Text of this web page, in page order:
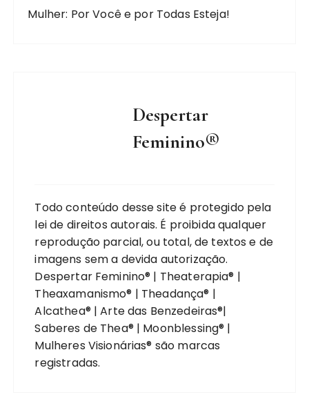
Mulher: Por Você e por Todas Esteja!
Despertar
Feminino®
Todo conteúdo desse site é protegido pela
lei de direitos autorais. É proibida qualquer
reprodução parcial, ou total, de textos e de
imagens sem a devida autorização.
Despertar Feminino® | Theaterapia® |
Theaxamanismo® | Theadança® |
Alcathea® | Arte das Benzedeiras®|
Saberes de Thea® | Moonblessing® |
Mulheres Visionárias® são marcas
registradas.